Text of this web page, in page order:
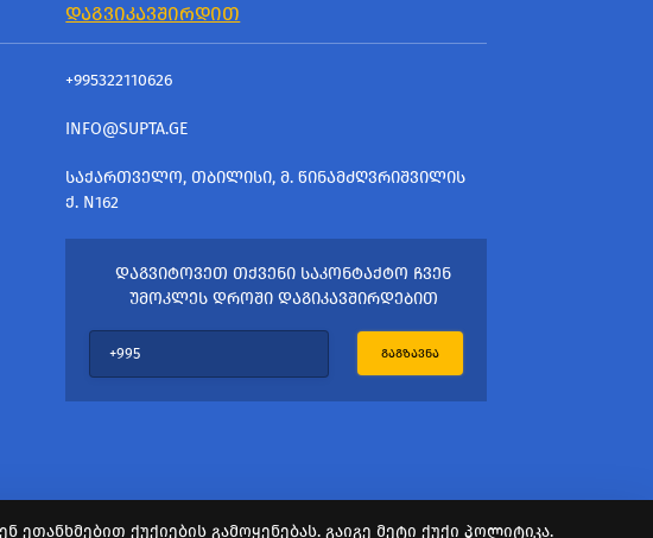
ᲓᲐᲒᲕᲘᲙᲐᲕᲨᲘᲠᲓᲘᲗ
+995322110626
INFO@SUPTA.GE
ᲡᲐᲥᲐᲠᲗᲕᲔᲚᲝ, ᲗᲑᲘᲚᲘᲡᲘ, Მ. ᲬᲘᲜᲐᲛᲫᲦᲕᲠᲘᲨᲕᲘᲚᲘᲡ
Ქ. N162
ᲓᲐᲒᲕᲘᲢᲝᲕᲔᲗ ᲗᲥᲕᲔᲜᲘ ᲡᲐᲙᲝᲜᲢᲐᲥᲢᲝ ᲩᲕᲔᲜ
ᲣᲛᲝᲙᲚᲔᲡ ᲓᲠᲝᲨᲘ ᲓᲐᲒᲘᲙᲐᲕᲨᲘᲠᲓᲔᲑᲘᲗ
ᲒᲐᲒᲖᲐᲕᲜᲐ
ქუქიების გამოყენებას. გაიგე მეტი ქუქი პოლიტიკა.